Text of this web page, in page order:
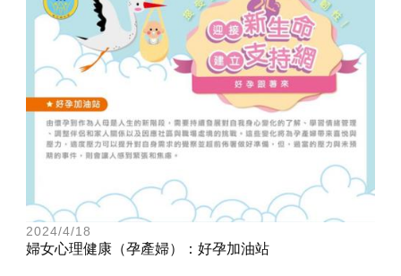
2024/4/18
婦女心理健康（孕產婦）：好孕加油站